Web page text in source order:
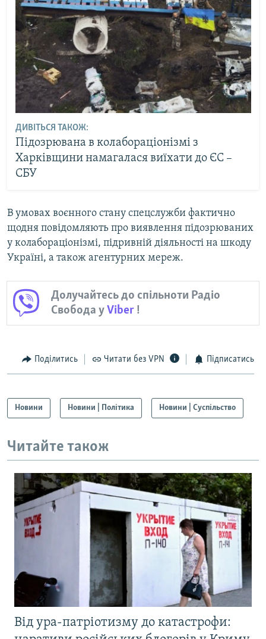
ДИВІТЬСЯ ТАКОЖ:
Підозрювана в колабораціонізмі з
Харківщини намагалася виїхати до ЄС –
СБУ
В умовах воєнного стану спецслужби фактично
щодня повідомляють про виявлення підозрюваних
у колабораціонізмі, підривній діяльності на шкоду
Україні, а також агентурних мереж.
Долучайтесь до спільноти Радіо
Свобода уViber !
Поділитись Читати без VPN Підписатись
Новини Новини | Політика Новини | Суспільство
Читайте також
Від ура-патріотизму до катастрофи: